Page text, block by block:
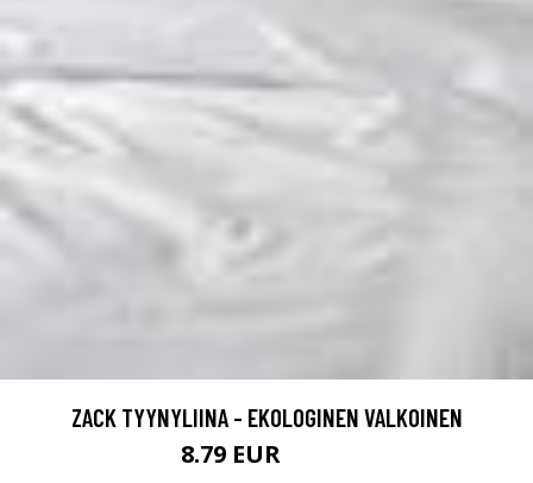
ZACK TYYNYLIINA - EKOLOGINEN VALKOINEN
8.79 EUR